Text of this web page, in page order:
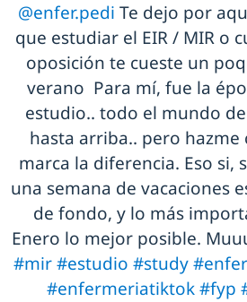
@enfer.pedi Te dejo por
que estudiar el EIR / MIR o
oposición te cueste un
verano Para mí, fue la
estudio.. todo el mundo
hasta arriba.. pero hazme
marca la diferencia. Eso si,
una semana de vacaciones
de fondo, y lo más
Enero lo mejor posible.
#mir #estudio #study
#enfermeriatiktok #fyp